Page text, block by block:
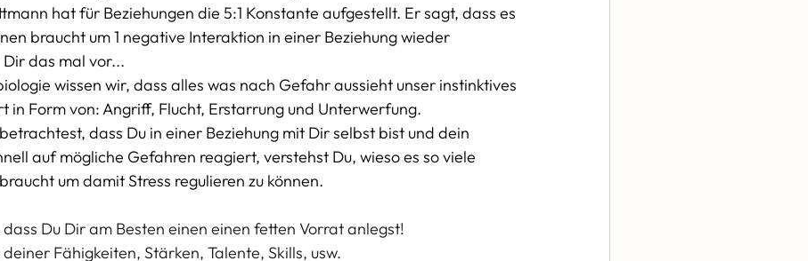
hat für Beziehungen die 5:1 Konstante aufgestellt. Er sagt, dass es
braucht um 1 negative Interaktion in einer Beziehung wieder
das mal vor...
wissen wir, dass alles was nach Gefahr aussieht unser instinktives
in Form von: Angriff, Flucht, Erstarrung und Unterwerfung.
dass Du in einer Beziehung mit Dir selbst bist und dein
auf mögliche Gefahren reagiert, verstehst Du, wieso es so viele
um damit Stress regulieren zu können.
Du Dir am Besten einen einen fetten Vorrat anlegst!
Fähigkeiten, Stärken, Talente, Skills, usw.